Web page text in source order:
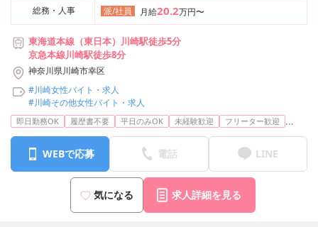
総務・人事
派/社員 月給20.2万円〜
東海道本線（東日本）川崎駅徒歩5分
京急本線川崎駅徒歩8分
神奈川県川崎市幸区
#川崎女性バイト・求人
#川崎その他女性バイト・求人
即日勤務OK 履歴書不要 平日のみOK 未経験歓迎 フリーター歓迎 ...
WEBで応募 電話 LINE
気になる 求人詳細を見る